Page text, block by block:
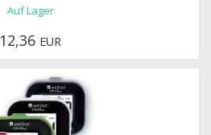
Auf Lager
12,36 EUR